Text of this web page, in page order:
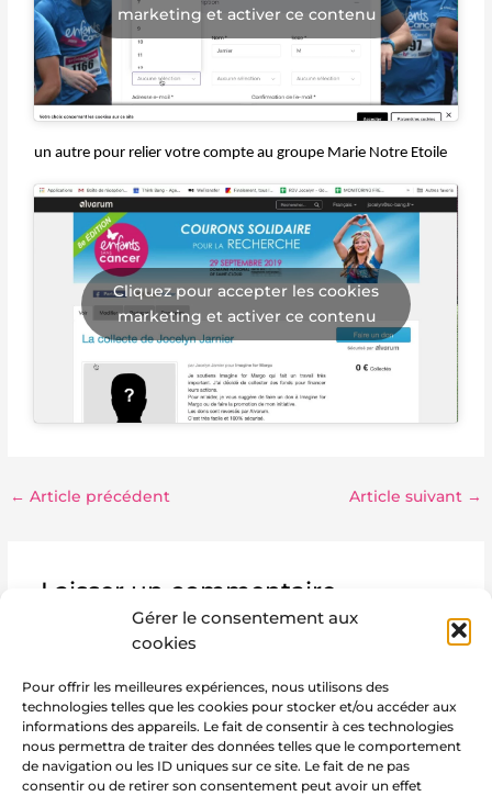
Gérer le consentement aux
cookies
Pour offrir les meilleures expériences, nous utilisons des
technologies telles que les cookies pour stocker et/ou accéder aux
informations des appareils. Le fait de consentir à ces technologies
nous permettra de traiter des données telles que le comportement
de navigation ou les ID uniques sur ce site. Le fait de ne pas
consentir ou de retirer son consentement peut avoir un effet
marketing et activer ce contenu
un autre pour relier votre compte au groupe Marie Notre Etoile
Cliquez pour accepter les cookies
marketing et activer ce contenu
← Article précédent Article suivant →
Laisser un commentaire
Votre adresse e-mail ne sera pas publiée.
champs obligatoires sont indiqués avec
Écrivez
ici…